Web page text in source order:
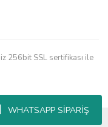
WHATSAPP SİPARİŞ
256bit SSL sertifikası ile